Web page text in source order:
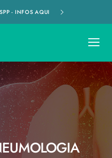
- INFOS AQUI